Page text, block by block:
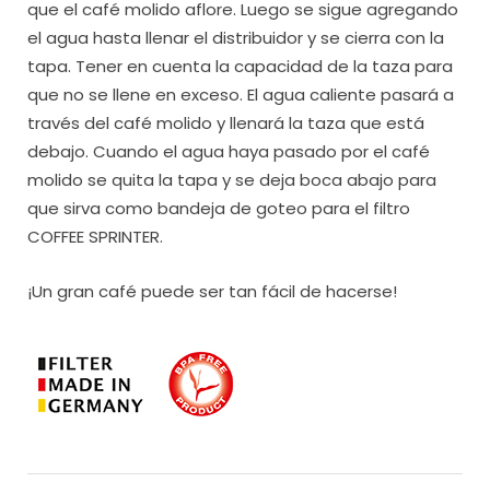
que el café molido aflore. Luego se sigue agregando
el agua hasta llenar el distribuidor y se cierra con la
tapa. Tener en cuenta la capacidad de la taza para
que no se llene en exceso. El agua caliente pasará a
través del café molido y llenará la taza que está
debajo. Cuando el agua haya pasado por el café
molido se quita la tapa y se deja boca abajo para
que sirva como bandeja de goteo para el filtro
COFFEE SPRINTER.
¡Un gran café puede ser tan fácil de hacerse!